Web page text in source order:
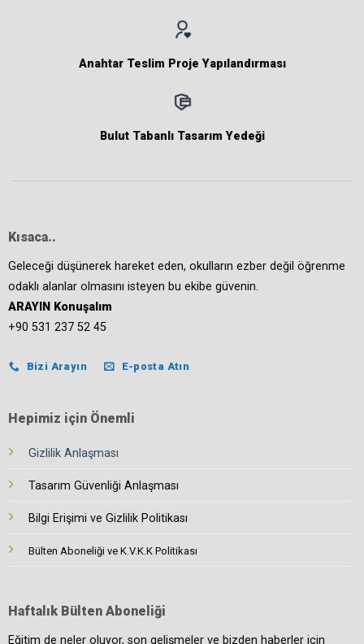
Anahtar Teslim Proje Yapılandırması
Bulut Tabanlı Tasarım Yedeği
Kısaca..
Geleceği düşünerek hareket eden, okulların ezber değil öğrenme
odaklı alanlar olmasını isteyen bu ekibe güvenin.
ARAYIN Konuşalım
+90 531 237 52 45
Bizi Arayın E-posta Atın
Hepimiz için Önemli
Gizlilik Anlaşması
Tasarım Güvenliği Anlaşması
Bilgi Erişimi ve Gizlilik Politikası
Bülten Aboneliği ve K.V.K.K Politikası
Haftalık Bülten Aboneliği
Eğitim de neler oluyor, son gelişmeler ve bizden haberler için